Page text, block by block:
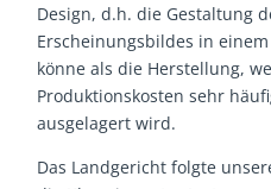
Design, d.h. die Gestaltung
Erscheinungsbildes in
könne als die Herstellung,
Produktionskosten sehr
ausgelagert wird.
Das Landgericht folgte